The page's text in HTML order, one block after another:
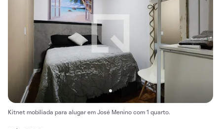
Kitnet mobiliada para alugar em José Menino com 1 quarto.